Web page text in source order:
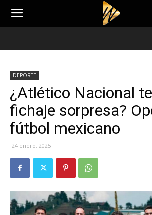
DEPORTE
¿Atlético Nacional
fichaje sorpresa?
fútbol mexicano
24 enero, 2025